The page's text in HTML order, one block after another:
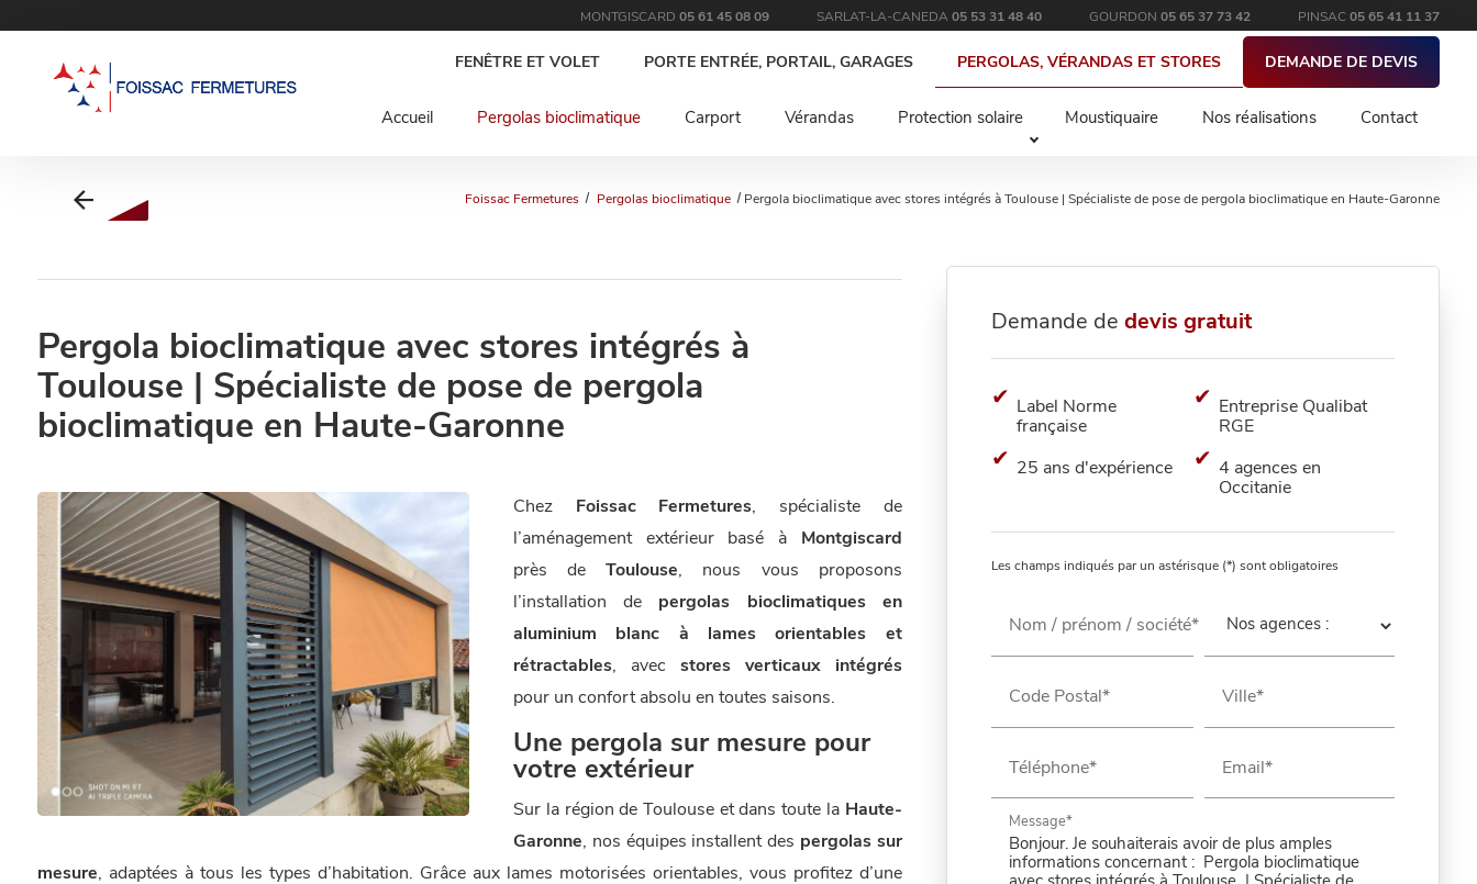
MONTGISCARD05 61 45 08 09 SARLAT-LA-CANEDA05 53 31 48 40 GOURDON05 65 37 73 42 PINSAC05 65 41 11 37
FENÊTRE ET VOLET PORTE ENTRÉE, PORTAIL, GARAGES PERGOLAS, VÉRANDAS ET STORES
Accueil Pergolas bioclimatique Carport Vérandas Protection solaire Moustiquaire Nos réalisations Contact
DEMANDE DE DEVIS
Foissac Fermetures Pergolas bioclimatique Pergola bioclimatique avec stores intégrés à Toulouse | Spécialiste de pose de pergola bioclimatique en Haute-Garonne
Pergola bioclimatique avec stores intégrés à
Toulouse | Spécialiste de pose de pergola
bioclimatique en Haute-Garonne
Chez Foissac Fermetures, spécialiste de
l’aménagement extérieur basé à
Montgiscard
près deToulouse, nous vous proposons
l’installation de pergolas bioclimatiques en
aluminium blanc à lames orientables et
rétractables, avec stores verticaux intégrés
pour un confort absolu en toutes saisons.
Une pergola sur mesure pour
votre extérieur
Sur la région de Toulouse et dans toute la Haute-
Garonne, nos équipes installent des pergolas sur
mesure, adaptées à tous les types d’habitation. Grâce aux lames motorisées orientables, vous profitez d’une
Demande de devis gratuit
Label Norme
française
Entreprise Qualibat
RGE
25 ans d'expérience
4 agences en
Occitanie
Les champs indiqués par un astérisque (*) sont obligatoires
Nom / prénom / société*
Code Postal* Ville*
Téléphone* Email*
Message*